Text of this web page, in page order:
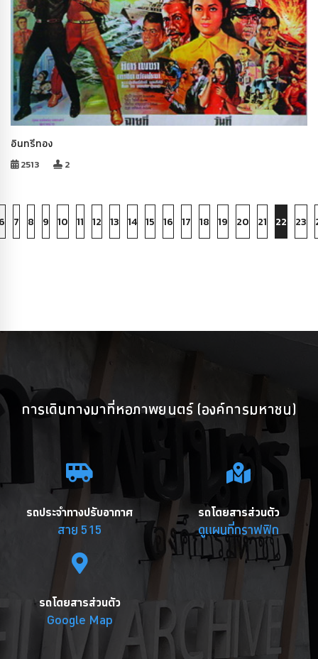
อินทรีทอง
2513 2
7 8 9 10 11 12 13 14 15 16 17 18 19 20 21 22 23
การเดินทางมาที่หอภาพยนตร์ (องค์การมหาชน)
รถประจำทางปรับอากาศ
สาย 515
รถโดยสารส่วนตัว
ดูแผนที่กราฟฟิก
รถโดยสารส่วนตัว
Google Map